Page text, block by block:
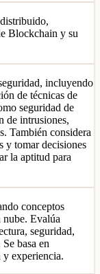
Blockchain y su
incluyendo
de técnicas de
seguridad de
de intrusiones,
También considera
y tomar decisiones
la aptitud para
conceptos
nube. Evalúa
seguridad,
basa en
y experiencia.